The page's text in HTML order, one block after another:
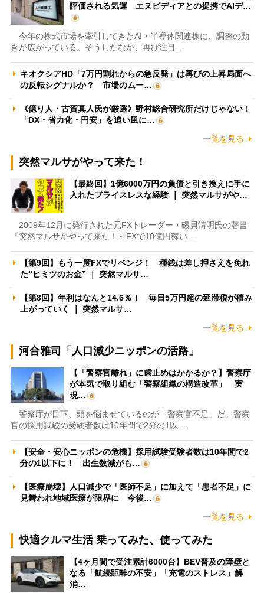
評価される気運 エヌビディアとの提携でAIデ…
今年の株式市場を牽引してきたAI・半導体関連株に、調整の動
きが広がっている。そうしたなか、再び注目…
キオクシアHD「7万円割れからの急反発」は再びの上昇局面へ
の反転シグナルか？ 市場のムー…
《億り人・古賀真人氏が厳選》野村総合研究所だけじゃない！
「DX・省力化・円安」を追い風に…
一覧を見る
突然マルサがやって来た！
【最終回】1億6000万円の負債と引き換えに手に
入れたプライスレスな経験 ｜ 突然マルサがや…
2009年12月に発行された元FXトレーダー・磯貝清明氏の著書
『突然マルサがやって来た！～FXで10億円稼い…
【第9回】もう一度FXでリベンジ！ 種銭は差し押さえを免れ
た”ヒミツのお金” ｜ 突然マルサ…
【第8回】年利はなんと14.6％！ 毎日5万円超の延滞税が積み
上がっていく ｜ 突然マルサ…
一覧を見る
河合雅司「人口減少ニッポンの活路」
【「警察官離れ」に歯止めはかかるか？】警察庁
が本気で取り組む「警察組織の構造改革」 実
現…
警察庁が目下、頭を悩ませているのが「警察官不足」だ。警察
官の採用試験の受験者数は10年間で2分の1以…
【安全・安心ニッポンの危機】採用試験受験者数は10年間で2
分の1以下に！ 出生数減がも…
【医療崩壊】人口減少で「医師不足」に加えて「患者不足」に
見舞われ地域医療が限界に 今後…
一覧を見る
快適クルマ生活 乗ってみた、使ってみた
【4ヶ月間で受注累計6000台】BEV普及の障壁と
なる「航続距離の不安」「充電のストレス」解
消…